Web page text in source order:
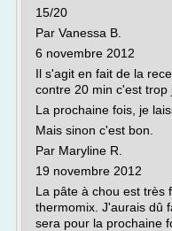
15/20
Par Vanessa B.
6 novembre 2012
Il s'agit en fait de la
contre 20 min c'est trop
La prochaine fois, je
Mais sinon c'est bon.
Par Maryline R.
19 novembre 2012
La pâte à chou est très
thermomix. J'aurais dû
sera pour la prochaine